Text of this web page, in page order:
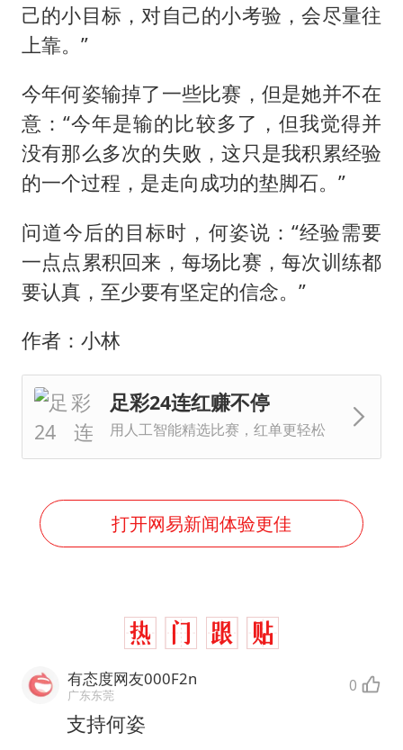
己的小目标，对自己的小考验，会尽量往
上靠。”
今年何姿输掉了一些比赛，但是她并不在
意：“今年是输的比较多了，但我觉得并
没有那么多次的失败，这只是我积累经验
的一个过程，是走向成功的垫脚石。”
问道今后的目标时，何姿说：“经验需要
一点点累积回来，每场比赛，每次训练都
要认真，至少要有坚定的信念。”
作者：小林
足彩24连红赚不停
用人工智能精选比赛，红单更轻松
打开网易新闻体验更佳
有态度网友000F2n
广东东莞 0
支持何姿